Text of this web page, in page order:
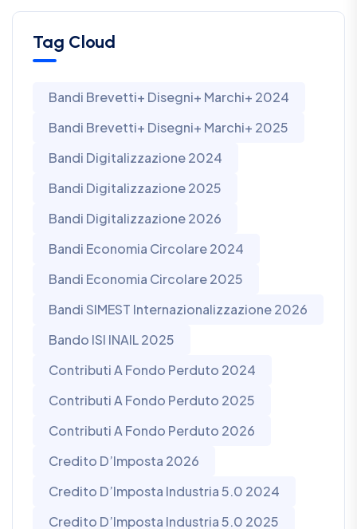
Tag Cloud
Bandi Brevetti+ Disegni+ Marchi+ 2024
Bandi Brevetti+ Disegni+ Marchi+ 2025
Bandi Digitalizzazione 2024
Bandi Digitalizzazione 2025
Bandi Digitalizzazione 2026
Bandi Economia Circolare 2024
Bandi Economia Circolare 2025
Bandi SIMEST Internazionalizzazione 2026
Bando ISI INAIL 2025
Contributi A Fondo Perduto 2024
Contributi A Fondo Perduto 2025
Contributi A Fondo Perduto 2026
Credito D’Imposta 2026
Credito D’Imposta Industria 5.0 2024
Credito D’Imposta Industria 5.0 2025